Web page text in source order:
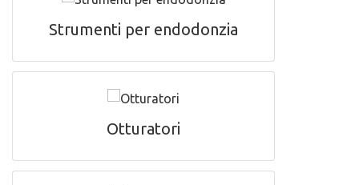
Strumenti per endodonzia
Otturatori